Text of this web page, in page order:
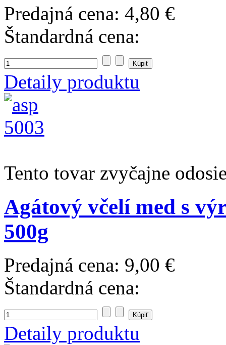
Predajná cena: 4,80 €
Štandardná cena:
Detaily produktu
Tento tovar zvyčajne
Agátový včelí med s
500g
Predajná cena: 9,00 €
Štandardná cena:
Detaily produktu